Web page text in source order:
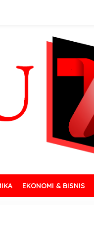
EKONOMI & BISNIS